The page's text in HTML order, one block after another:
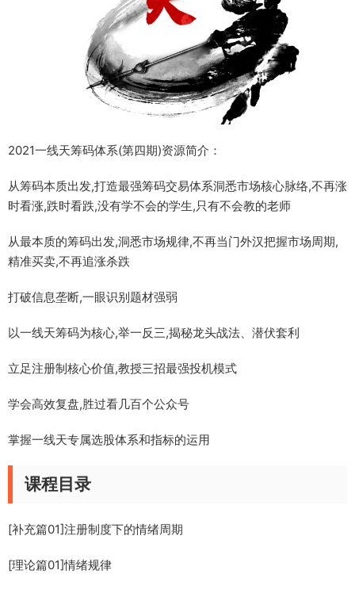
2021一线天筹码体系(第四期)资源简介：
从筹码本质出发,打造最强筹码交易体系洞悉市场核心脉络,不再涨
时看涨,跌时看跌,没有学不会的学生,只有不会教的老师
从最本质的筹码出发,洞悉市场规律,不再当门外汉把握市场周期,
精准买卖,不再追涨杀跌
打破信息垄断,一眼识别题材强弱
以一线天筹码为核心,举一反三,揭秘龙头战法、潜伏套利
立足注册制核心价值,教授三招最强投机模式
学会高效复盘,胜过看几百个公众号
掌握一线天专属选股体系和指标的运用
课程目录
[补充篇01]注册制度下的情绪周期
[理论篇01]情绪规律